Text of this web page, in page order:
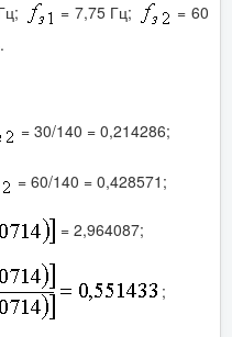
= 7,75 Гц;
= 60
= 30/140 = 0,214286;
= 60/140 = 0,428571;
= 2,964087;
;